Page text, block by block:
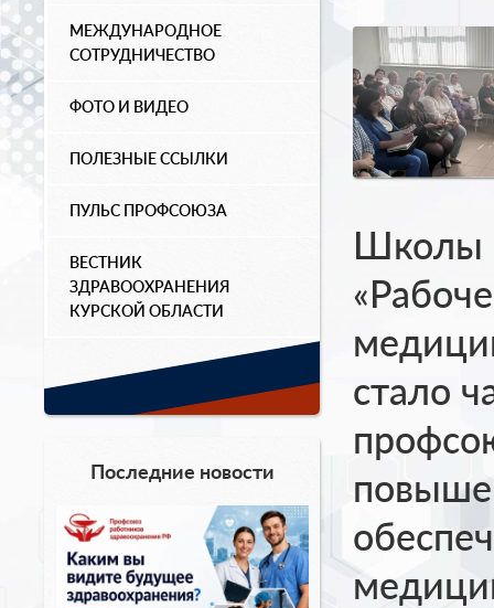
МЕЖДУНАРОДНОЕ
СОТРУДНИЧЕСТВО
ФОТО И ВИДЕО
ПОЛЕЗНЫЕ ССЫЛКИ
ПУЛЬС ПРОФСОЮЗА
ВЕСТНИК
ЗДРАВООХРАНЕНИЯ
КУРСКОЙ ОБЛАСТИ
Последние новости
Школы
стало